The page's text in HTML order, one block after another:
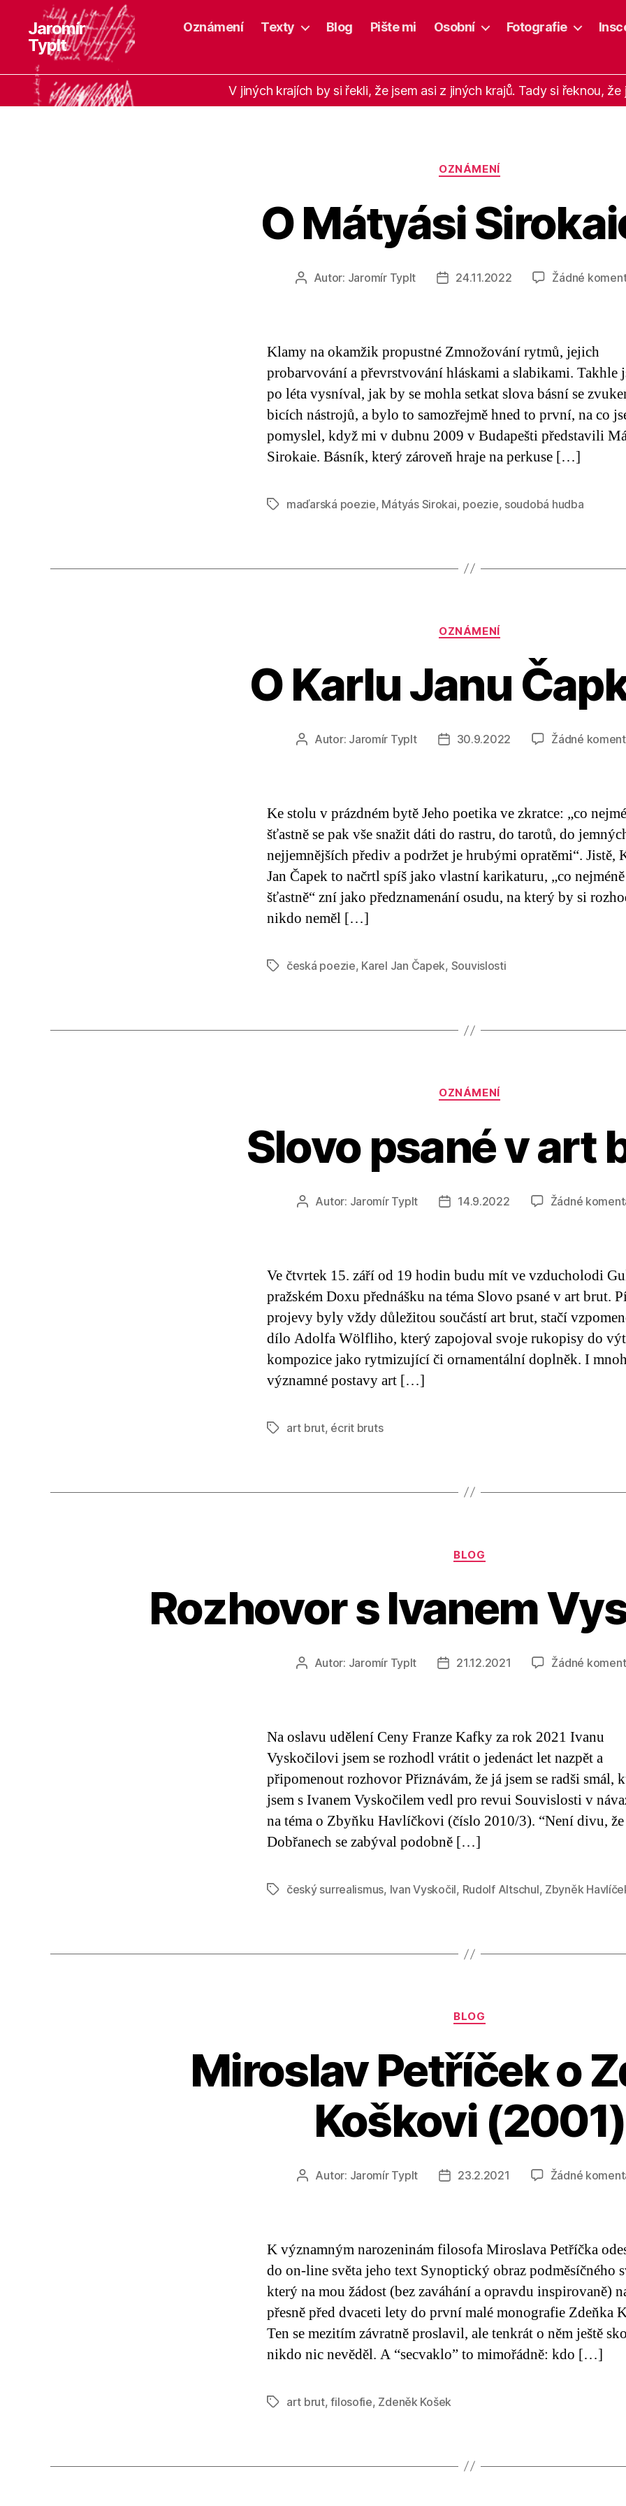
Jaromír
Typlt
Oznámení Texty Blog Pište mi Osobní Fotografie
V jiných krajích by si řekli, že jsem asi z jiných krajů. Tady si řeknou, že
Rubriky
OZNÁMENÍ
O Mátyási
AutorAutor: Jaromír Typlt
Datum
24.11.2022 Žádné
Klamy na okamžik propustné Zmnožování rytmů, jejich
probarvování a převrstvování hláskami a slabikami. Takhle
po léta vysníval, jak by se mohla setkat slova básní se
bicích nástrojů, a bylo to samozřejmě hned to první, na co
pomyslel, když mi v dubnu 2009 v Budapešti představili
Sirokaie. Básník, který zároveň hraje na perkuse […]
Štítkymaďarská poezie, Mátyás Sirokai, poezie, soudobá hudba
Rubriky
OZNÁMENÍ
O Karlu Janu
AutorAutor: Jaromír Typlt
Datum
30.9.2022 Žádné
Ke stolu v prázdném bytě Jeho poetika ve zkratce: „co
šťastně se pak vše snažit dáti do rastru, do tarotů, do
nejjemnějších přediv a podržet je hrubými opratěmi“. Jistě,
Jan Čapek to načrtl spíš jako vlastní karikaturu, „co nejméně
šťastně“ zní jako předznamenání osudu, na který by si
nikdo neměl […]
Štítkyčeská poezie, Karel Jan Čapek, Souvislosti
Rubriky
OZNÁMENÍ
Slovo psané v art
AutorAutor: Jaromír Typlt
Datum
14.9.2022 Žádné
Ve čtvrtek 15. září od 19 hodin budu mít ve vzducholodi
pražském Doxu přednášku na téma Slovo psané v art brut.
projevy byly vždy důležitou součástí art brut, stačí
dílo Adolfa Wölfliho, který zapojoval svoje rukopisy do
kompozice jako rytmizující či ornamentální doplněk. I
významné postavy art […]
Štítkyart brut, écrit bruts
Rubriky
BLOG
Rozhovor s Ivanem
AutorAutor: Jaromír Typlt
Datum
21.12.2021 Žádné
Na oslavu udělení Ceny Franze Kafky za rok 2021 Ivanu
Vyskočilovi jsem se rozhodl vrátit o jedenáct let nazpět a
připomenout rozhovor Přiznávám, že já jsem se radši smál,
jsem s Ivanem Vyskočilem vedl pro revui Souvislosti v
na téma o Zbyňku Havlíčkovi (číslo 2010/3). “Není divu,
Dobřanech se zabýval podobně […]
Štítkyčeský surrealismus, Ivan Vyskočil, Rudolf Altschul, Zbyněk
Rubriky
BLOG
Miroslav Petříček o
Koškovi (2001)
AutorAutor: Jaromír Typlt
Datum
23.2.2021 Žádné
K významným narozeninám filosofa Miroslava Petříčka
do on-line světa jeho text Synoptický obraz podměsíčného
který na mou žádost (bez zaváhání a opravdu inspirovaně)
přesně před dvaceti lety do první malé monografie Zdeňka
Ten se mezitím závratně proslavil, ale tenkrát o něm ještě
nikdo nic nevěděl. A “secvaklo” to mimořádně: kdo […]
Štítkyart brut,filosofie, Zdeněk Košek